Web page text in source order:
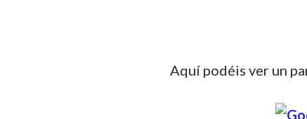
Aquí podéis ver un